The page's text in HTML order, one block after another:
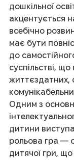
дошкільної
акцентується
всебічно
має бути
до
суспільстві,
життєздатних,
Одним з
дитини
рольова гра —
дитячої гри,